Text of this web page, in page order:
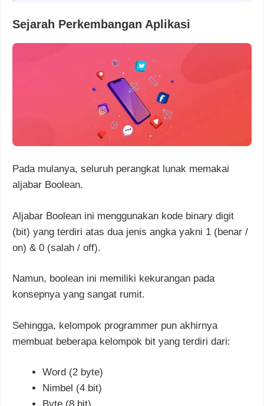
Sejarah Perkembangan Aplikasi
Pada mulanya, seluruh perangkat lunak memakai
aljabar Boolean.
Aljabar Boolean ini menggunakan kode binary digit
(bit) yang terdiri atas dua jenis angka yakni 1 (benar /
on) & 0 (salah / off).
Namun, boolean ini memiliki kekurangan pada
konsepnya yang sangat rumit.
Sehingga, kelompok programmer pun akhirnya
membuat beberapa kelompok bit yang terdiri dari:
Word (2 byte)
Nimbel (4 bit)